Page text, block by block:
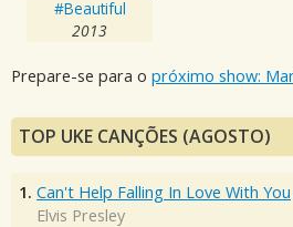
#Beautiful
2013
Prepare-se para o próximo show:
TOP UKE CANÇÕES (AGOSTO)
1. Can't Help Falling In Love With You
Elvis Presley